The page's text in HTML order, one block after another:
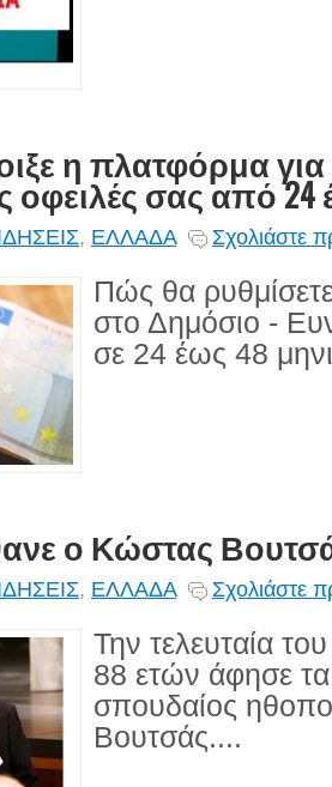
η πλατφόρμα για
οφειλές σας από 24
, ΕΛΛΑΔΑ Σχολιάστε
Πώς θα
στο Δημόσιο -
σε 24 έως 48
ο Κώστας
, ΕΛΛΑΔΑ Σχολιάστε
Την τελευταία
88 ετών άφησε
σπουδαίος
Βουτσάς....